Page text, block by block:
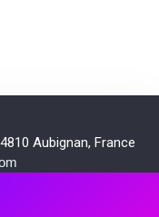
Aubignan, France